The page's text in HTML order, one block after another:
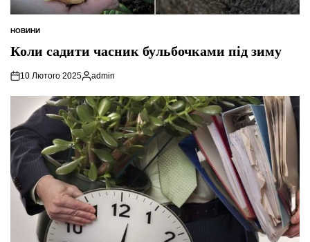
ОПУБЛІКУВАТИ
НОВИНИ
Коли садити часник бульбочками під зиму
10 Лютого 2025
Опубліковано
admin